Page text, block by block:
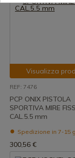
Visualizza
REF: 7476
PCP ONIX PISTOLA
SPORTIVA MIRE
CAL.5.5 mm
Spedizione in 7-15
300,56 €